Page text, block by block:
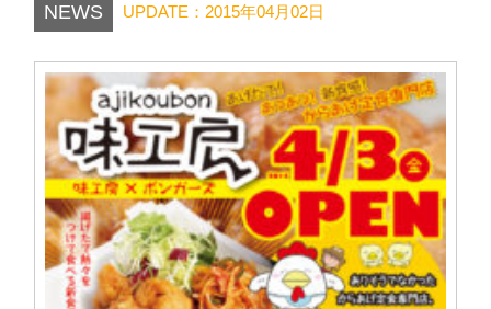
NEWS UPDATE：2015年04月02日